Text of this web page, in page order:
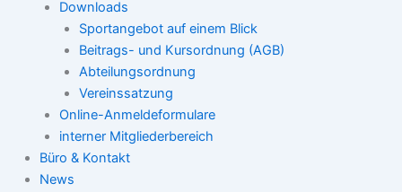
Downloads
Sportangebot auf einem Blick
Beitrags- und Kursordnung (AGB)
Abteilungsordnung
Vereinssatzung
Online-Anmeldeformulare
interner Mitgliederbereich
Büro & Kontakt
News